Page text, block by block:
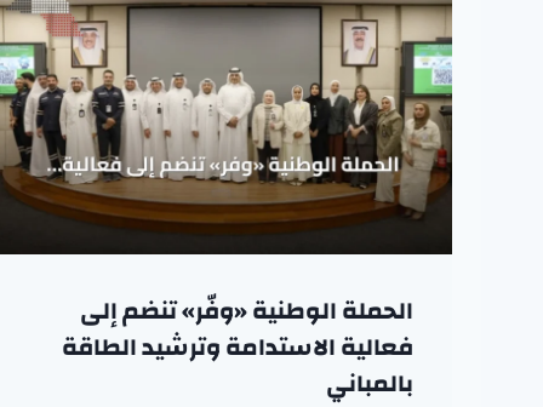
الحملة الوطنية «وفّر» تنضم إلى
فعالية الاستدامة وترشيد الطاقة
بالمباني